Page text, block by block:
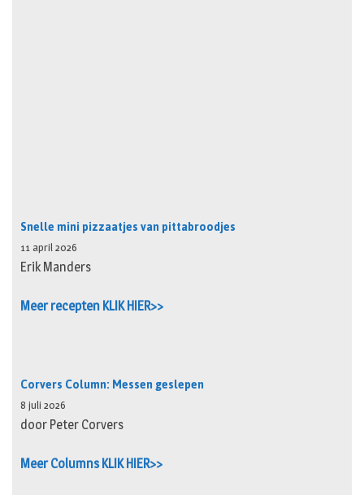
Snelle mini pizzaatjes van pittabroodjes
11 april 2026
Erik Manders
Meer recepten KLIK HIER>>
Corvers Column: Messen geslepen
8 juli 2026
door Peter Corvers
Meer Columns KLIK HIER>>